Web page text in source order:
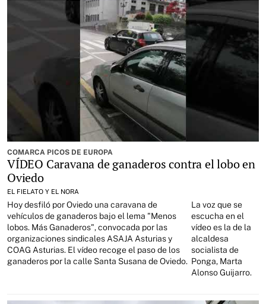
COMARCA PICOS DE EUROPA
VÍDEO Caravana de ganaderos contra el lobo en
Oviedo
EL FIELATO Y EL NORA
Hoy desfiló por Oviedo una caravana de
vehículos de ganaderos bajo el lema "Menos
lobos. Más Ganaderos", convocada por las
organizaciones sindicales ASAJA Asturias y
COAG Asturias. El vídeo recoge el paso de los
ganaderos por la calle Santa Susana de Oviedo.
La voz que se
escucha en el
vídeo es la de la
alcaldesa
socialista de
Ponga, Marta
Alonso Guijarro.